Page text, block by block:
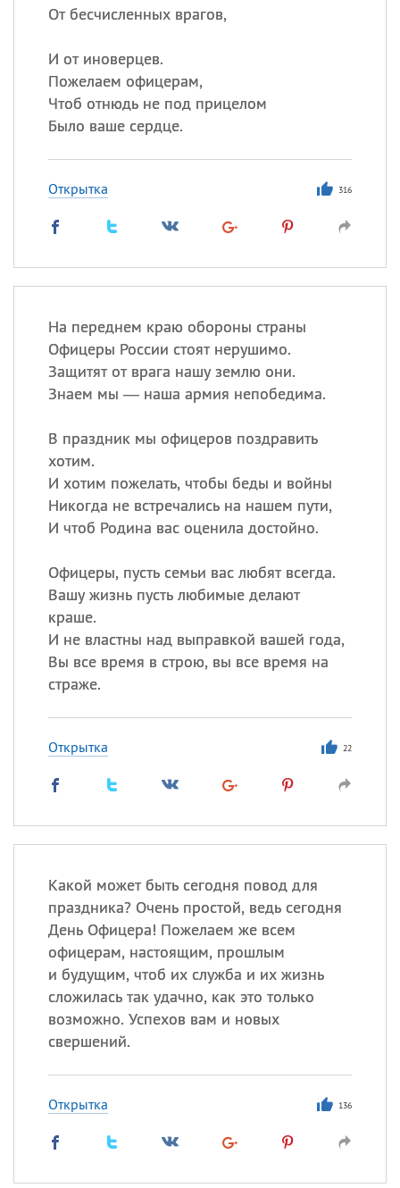
От бесчисленных врагов,
И от иноверцев.
Пожелаем офицерам,
Чтоб отнюдь не под прицелом
Было ваше сердце.
Открытка 316
На переднем краю обороны страны
Офицеры России стоят нерушимо.
Защитят от врага нашу землю они.
Знаем мы — наша армия непобедима.
В праздник мы офицеров поздравить
хотим.
И хотим пожелать, чтобы беды и войны
Никогда не встречались на нашем пути,
И чтоб Родина вас оценила достойно.
Офицеры, пусть семьи вас любят всегда.
Вашу жизнь пусть любимые делают
краше.
И не властны над выправкой вашей года,
Вы все время в строю, вы все время на
страже.
Открытка 22
Какой может быть сегодня повод для
праздника? Очень простой, ведь сегодня
День Офицера! Пожелаем же всем
офицерам, настоящим, прошлым
и будущим, чтоб их служба и их жизнь
сложилась так удачно, как это только
возможно. Успехов вам и новых
свершений.
Открытка 136